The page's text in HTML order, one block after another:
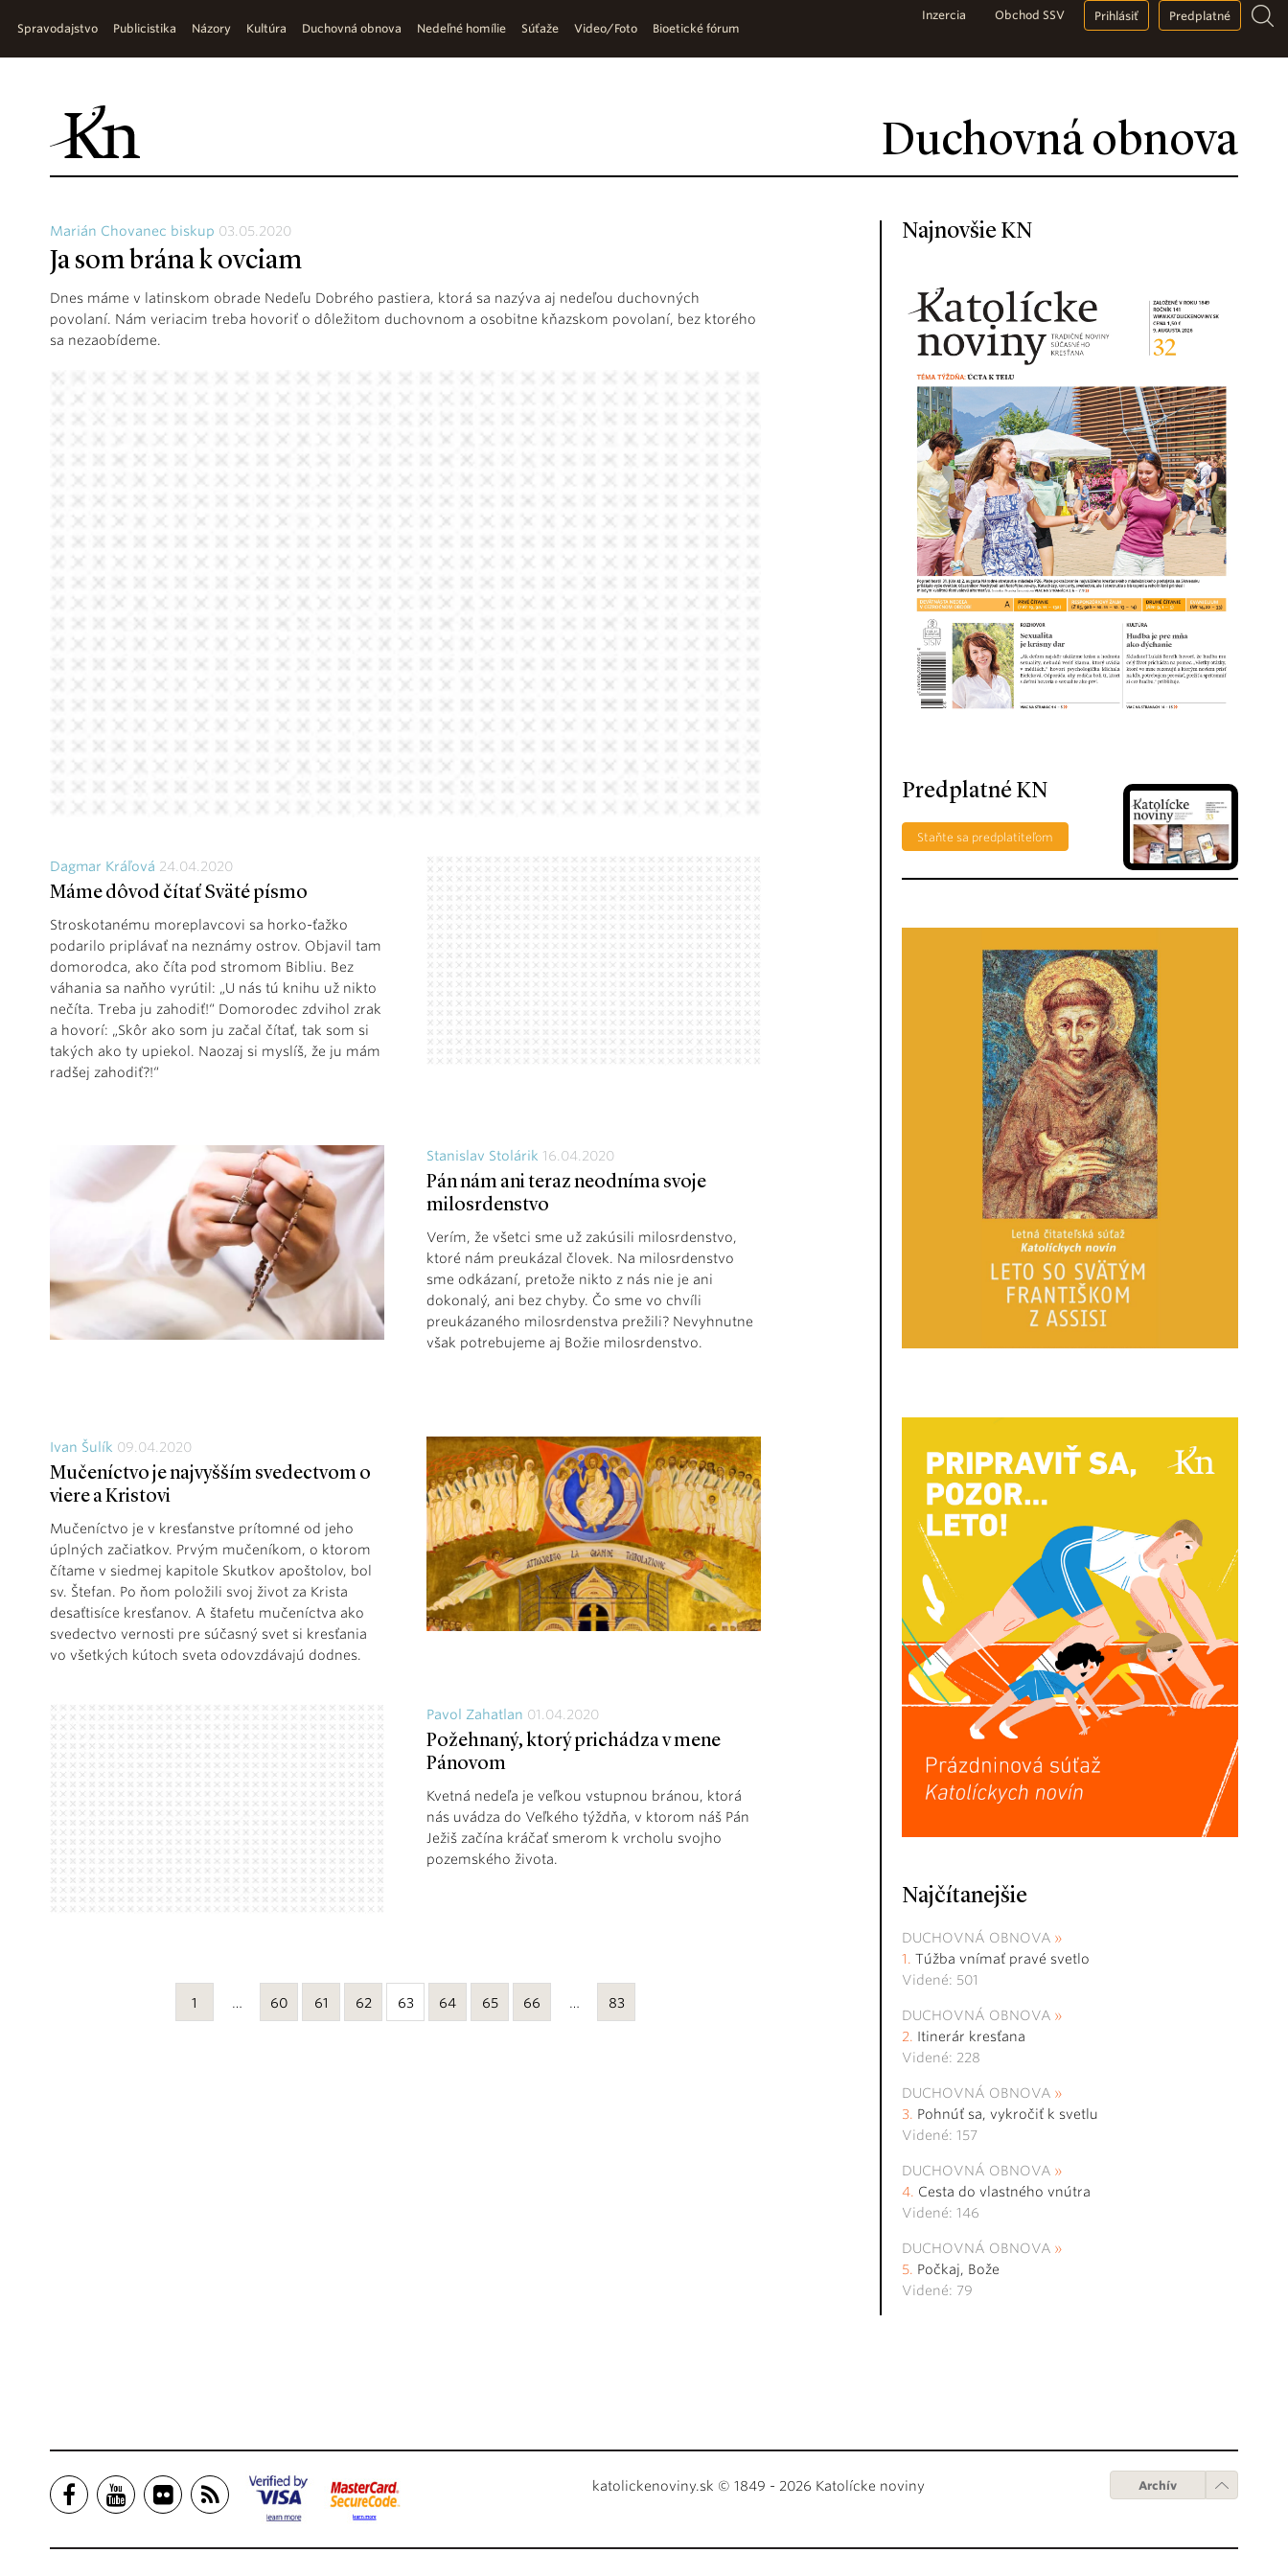
Duchovná obnova
Spravodajstvo Publicistika Názory Kultúra Duchovná obnova Nedeľné homílie Súťaže Video/Foto Bioetické fórum
Inzercia Obchod SSV Prihlásiť Predplatné
Marián Chovanec biskup 03.05.2020
Ja som brána k ovciam
Dnes máme v latinskom obrade Nedeľu Dobrého pastiera, ktorá sa nazýva aj nedeľou duchovných
povolaní. Nám veriacim treba hovoriť o dôležitom duchovnom a osobitne kňazskom povolaní, bez ktorého
sa nezaobídeme.
Dagmar Kráľová 24.04.2020
Máme dôvod čítať Sväté písmo
Stroskotanému moreplavcovi sa horko-ťažko
podarilo priplávať na neznámy ostrov. Objavil tam
domorodca, ako číta pod stromom Bibliu. Bez
váhania sa naňho vyrútil: „U nás tú knihu už nikto
nečíta. Treba ju zahodiť!“ Domorodec zdvihol zrak
a hovorí: „Skôr ako som ju začal čítať, tak som si
takých ako ty upiekol. Naozaj si myslíš, že ju mám
radšej zahodiť?!“
Stanislav Stolárik 16.04.2020
Pán nám ani teraz neodníma svoje
milosrdenstvo
Verím, že všetci sme už zakúsili milosrdenstvo,
ktoré nám preukázal človek. Na milosrdenstvo
sme odkázaní, pretože nikto z nás nie je ani
dokonalý, ani bez chyby. Čo sme vo chvíli
preukázaného milosrdenstva prežili? Nevyhnutne
však potrebujeme aj Božie milosrdenstvo.
Ivan Šulík 09.04.2020
Mučeníctvo je najvyšším svedectvom o
viere a Kristovi
Mučeníctvo je v kresťanstve prítomné od jeho
úplných začiatkov. Prvým mučeníkom, o ktorom
čítame v siedmej kapitole Skutkov apoštolov, bol
sv. Štefan. Po ňom položili svoj život za Krista
desaťtisíce kresťanov. A štafetu mučeníctva ako
svedectvo vernosti pre súčasný svet si kresťania
vo všetkých kútoch sveta odovzdávajú dodnes.
Pavol Zahatlan 01.04.2020
Požehnaný, ktorý prichádza v mene
Pánovom
Kvetná nedeľa je veľkou vstupnou bránou, ktorá
nás uvádza do Veľkého týždňa, v ktorom náš Pán
Ježiš začína kráčať smerom k vrcholu svojho
pozemského života.
1 … 60 61 62 63 64 65 66 … 83
Najnovšie KN
Predplatné KN
Staňte sa predplatiteľom
Najčítanejšie
DUCHOVNÁ OBNOVA
Túžba vnímať pravé svetlo
Videné: 501
DUCHOVNÁ OBNOVA
Itinerár kresťana
Videné: 228
DUCHOVNÁ OBNOVA
Pohnúť sa, vykročiť k svetlu
Videné: 157
DUCHOVNÁ OBNOVA
Cesta do vlastného vnútra
Videné: 146
DUCHOVNÁ OBNOVA
Počkaj, Bože
Videné: 79
katolickenoviny.sk © 1849 - 2026 Katolícke noviny Archív